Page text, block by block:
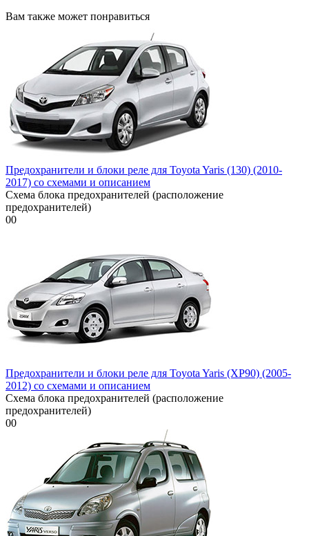
Вам также может понравиться
Предохранители и блоки реле для Toyota Yaris (130) (2010-
2017) со схемами и описанием
Схема блока предохранителей (расположение
предохранителей)
00
Предохранители и блоки реле для Toyota Yaris (XP90) (2005-
2012) со схемами и описанием
Схема блока предохранителей (расположение
предохранителей)
00